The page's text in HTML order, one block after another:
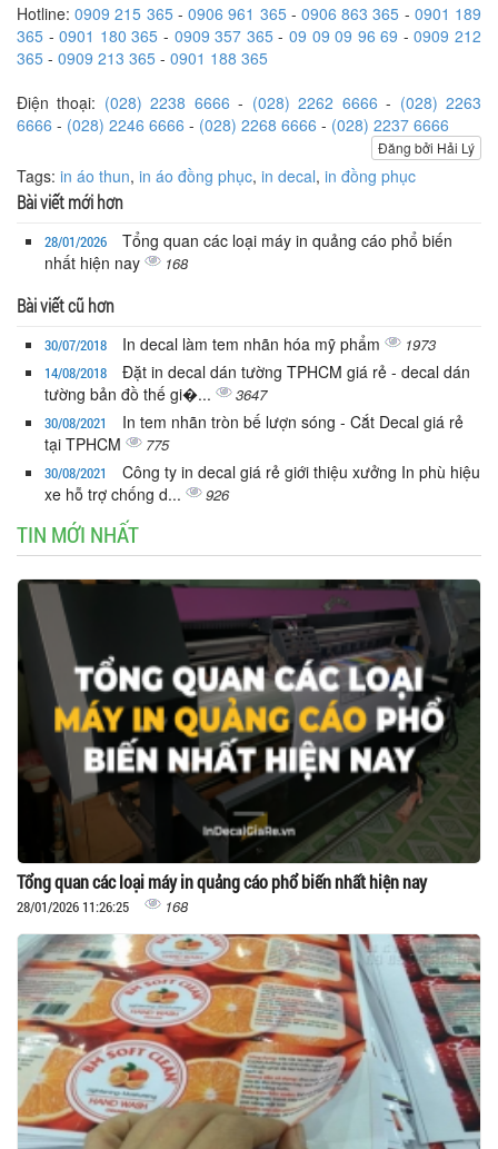
Hotline:0909 215 365-0906 961 365- 0906 863 365 - 0901 189
365 -0901 180 365 - 0909 357 365- 09 09 09 96 69 -0909 212
365 - 0909 213 365 - 0901 188 365
Điện thoại: (028) 2238 6666 - (028) 2262 6666 - (028) 2263
6666 - (028) 2246 6666 - (028) 2268 6666 - (028) 2237 6666
Đăng bởi Hải Lý
Tags: in áo thun, in áo đồng phục, in decal, in đồng phục
Bài viết mới hơn
28/01/2026
Tổng quan các loại máy in quảng cáo phổ biến
nhất hiện nay
168
Bài viết cũ hơn
30/07/2018 In decal làm tem nhãn hóa mỹ phẩm 1973
14/08/2018
Đặt in decal dán tường TPHCM giá rẻ - decal dán
tường bản đồ thế gi�...
3647
30/08/2021
In tem nhãn tròn bế lượn sóng - Cắt Decal giá rẻ
tại TPHCM
775
30/08/2021
Công ty in decal giá rẻ giới thiệu xưởng In phù hiệu
xe hỗ trợ chống d...
926
TIN MỚI NHẤT
Tổng quan các loại máy in quảng cáo phổ biến nhất hiện nay
28/01/2026 11:26:25 168